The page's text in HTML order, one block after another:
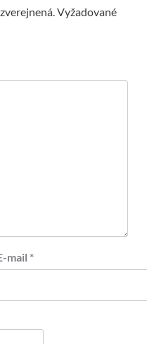
Vyžadované
mail *